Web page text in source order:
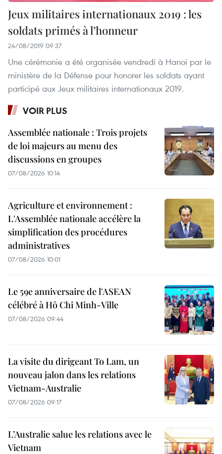
Jeux militaires internationaux 2019 : les
soldats primés à l’honneur
24/08/2019 09:37
Une cérémonie a été organisée vendredi à Hanoi par le
ministère de la Défense pour honorer les soldats ayant
participé aux Jeux militaires internationaux 2019.
VOIR PLUS
Assemblée nationale : Trois projets
de loi majeurs au menu des
discussions en groupes
07/08/2026 10:14
Agriculture et environnement :
L'Assemblée nationale accélère la
simplification des procédures
administratives
07/08/2026 10:01
Le 59e anniversaire de l'ASEAN
célébré à Hô Chi Minh-Ville
07/08/2026 09:44
La visite du dirigeant To Lam, un
nouveau jalon dans les relations
Vietnam-Australie
07/08/2026 09:17
L’Australie salue les relations avec le
Vietnam